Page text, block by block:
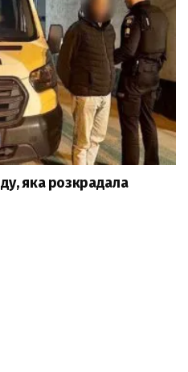
яка розкрадала